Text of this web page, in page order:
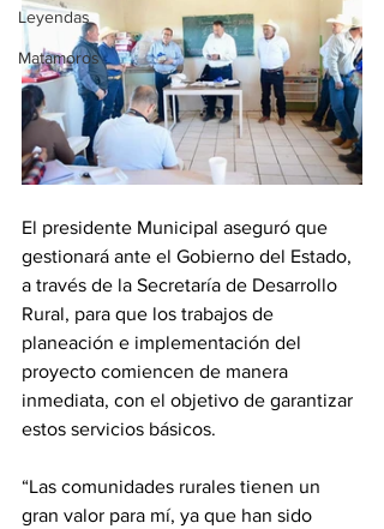
Leyendas
Matamoros
El presidente Municipal aseguró que
gestionará ante el Gobierno del Estado,
a través de la Secretaría de Desarrollo
Rural, para que los trabajos de
planeación e implementación del
proyecto comiencen de manera
inmediata, con el objetivo de garantizar
estos servicios básicos.
“Las comunidades rurales tienen un
gran valor para mí, ya que han sido